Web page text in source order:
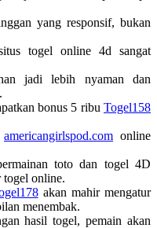
yang responsif, bukan
togel online 4d sangat
jadi lebih nyaman dan
bonus 5 ribu Togel158
americangirlspod.com online
toto dan togel 4D
togel online.
akan mahir mengatur
menembak.
hasil togel, pemain akan